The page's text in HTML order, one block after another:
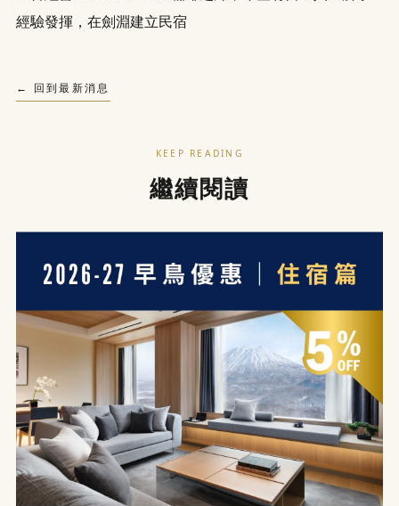
經驗發揮，在劍淵建立民宿
← 回到最新消息
KEEP READING
繼續閱讀